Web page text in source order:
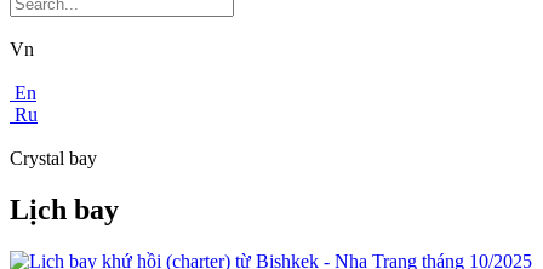
Vn
En
Ru
Crystal bay
Lịch bay